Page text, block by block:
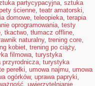
partycypacyjna, sztuka
ścienne, teatr amatorski,
domowe, teleopieka, terapia
oprogramowania, testy
, tkactwo, tłumacz offline,
naturalny, trening core,
kobiet, trening po ciąży,
filmowa, turystyka
przyrodnicza, turystyka
perełki, umowa najmu, umowa
ogórków, uprawa papryki,
, uwierzytelnianie